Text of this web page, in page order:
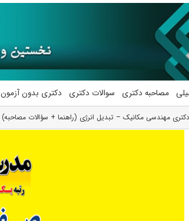
مصاحبه دکتری سوالات دکتری دکتری بدون آزمون
مهندسی مکانیک – تبدیل انرژی (راهنما + سؤالات مصاحبه)